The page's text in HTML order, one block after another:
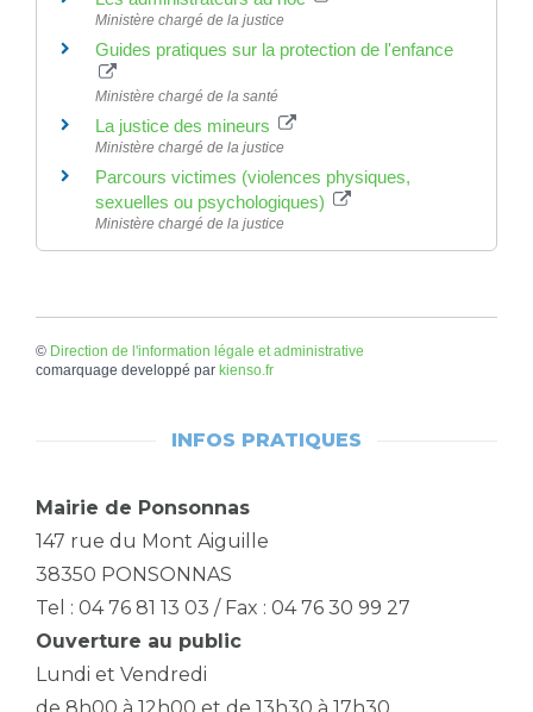
Ministère chargé de la justice
Guides pratiques sur la protection de l'enfance
Ministère chargé de la santé
La justice des mineurs
Ministère chargé de la justice
Parcours victimes (violences physiques,
sexuelles ou psychologiques)
Ministère chargé de la justice
© Direction de l'information légale et administrative
comarquage developpé par kienso.fr
INFOS PRATIQUES
Mairie de Ponsonnas
147 rue du Mont Aiguille
38350 PONSONNAS
Tel : 04 76 81 13 03 / Fax : 04 76 30 99 27
Ouverture au public
Lundi et Vendredi
de 8h00 à 12h00 et de 13h30 à 17h30